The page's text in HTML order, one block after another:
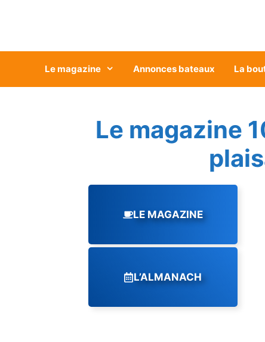
Le magazine Annonces bateaux La
Le magazine
LE MAGAZINE
L’ALMANACH